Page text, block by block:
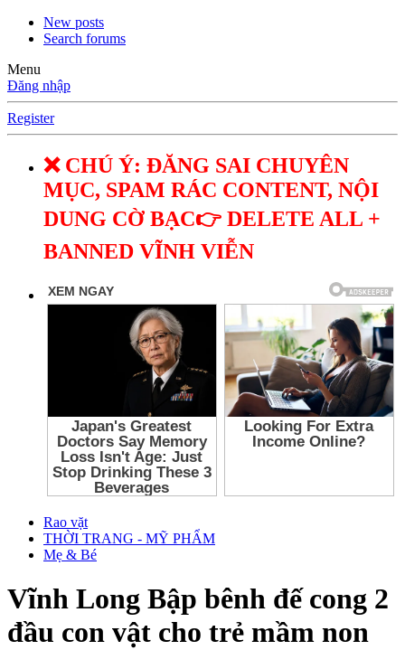
New posts
Search forums
Menu
Đăng nhập
Register
❌ CHÚ Ý: ĐĂNG SAI CHUYÊN
MỤC, SPAM RÁC CONTENT, NỘI
DUNG CỜ BẠC👉 DELETE ALL +
BANNED VĨNH VIỄN
Rao vặt
THỜI TRANG - MỸ PHẨM
Mẹ & Bé
Vĩnh Long Bập bênh đế cong 2
đầu con vật cho trẻ mầm non